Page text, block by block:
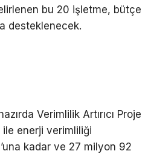
bu 20 işletme, bütçe
desteklenecek.
Verimlilik Artırıcı Proje
ile enerji verimliliği
kadar ve 27 milyon 92